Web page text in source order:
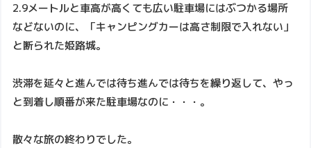
2.9メートルと車高が高くても広い駐車場にはぶつかる場所
などないのに、「キャンピングカーは高さ制限で入れない」
と断られた姫路城。
渋滞を延々と進んでは待ち進んでは待ちを繰り返して、やっ
と到着し順番が来た駐車場なのに・・・。
散々な旅の終わりでした。